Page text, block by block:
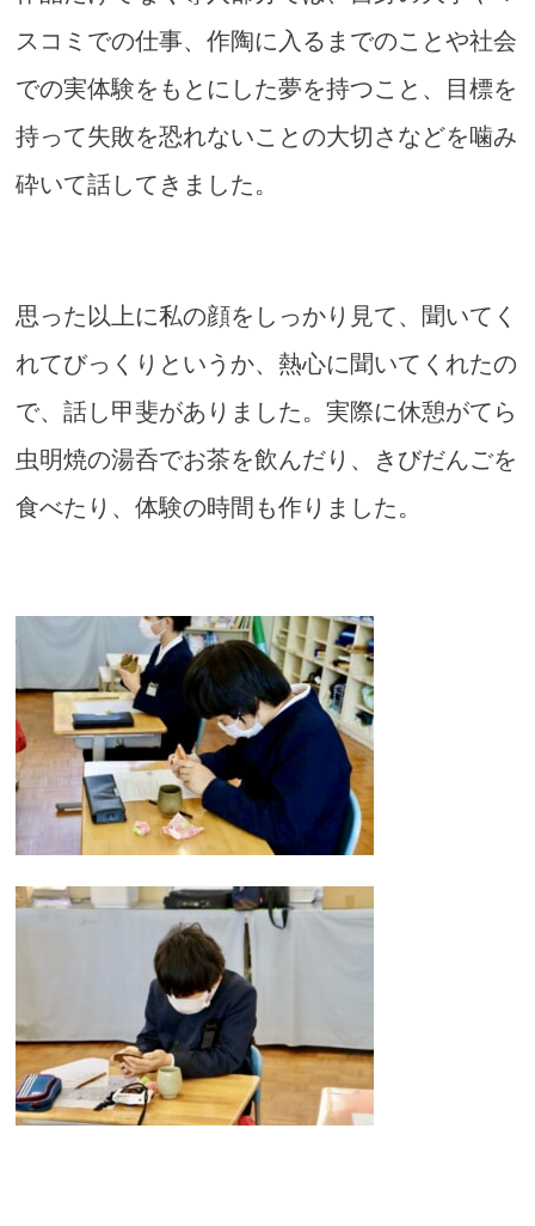
スコミでの仕事、作陶に入るまでのことや社会
での実体験をもとにした夢を持つこと、目標を
持って失敗を恐れないことの大切さなどを噛み
砕いて話してきました。
思った以上に私の顔をしっかり見て、聞いてく
れてびっくりというか、熱心に聞いてくれたの
で、話し甲斐がありました。実際に休憩がてら
虫明焼の湯呑でお茶を飲んだり、きびだんごを
食べたり、体験の時間も作りました。